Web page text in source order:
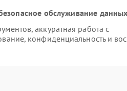
обслуживание данных
аккуратная работа с
конфиденциальность и